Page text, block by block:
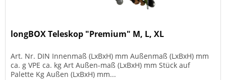
longBOX Teleskop "Premium" M, L, XL
Art. Nr. DIN Innenmaß (LxBxH) mm Außenmaß (LxBxH) mm
ca. g VPE ca. kg Art Außen-maß (LxBxH) mm Stück auf
Palette Kg Außen (LxBxH) mm...